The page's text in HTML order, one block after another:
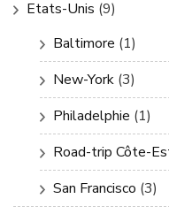
Etats-Unis (9)
Baltimore (1)
New-York (3)
Philadelphie (1)
Road-trip Côte-
San Francisco (3)